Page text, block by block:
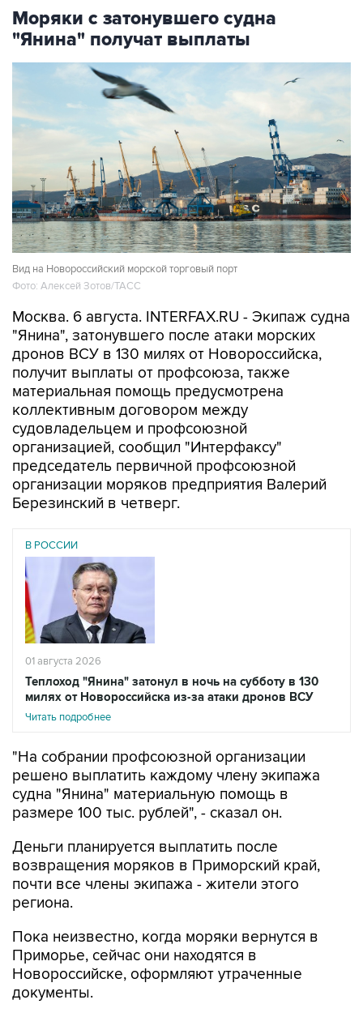
Моряки с затонувшего судна
"Янина" получат выплаты
Вид на Новороссийский морской торговый порт
Фото: Алексей Зотов/ТАСС
Москва. 6 августа. INTERFAX.RU - Экипаж судна
"Янина", затонувшего после атаки морских
дронов ВСУ в 130 милях от Новороссийска,
получит выплаты от профсоюза, также
материальная помощь предусмотрена
коллективным договором между
судовладельцем и профсоюзной
организацией, сообщил "Интерфаксу"
председатель первичной профсоюзной
организации моряков предприятия Валерий
Березинский в четверг.
В РОССИИ
01 августа 2026
Теплоход "Янина" затонул в ночь на субботу в 130
милях от Новороссийска из-за атаки дронов ВСУ
Читать подробнее
"На собрании профсоюзной организации
решено выплатить каждому члену экипажа
судна "Янина" материальную помощь в
размере 100 тыс. рублей", - сказал он.
Деньги планируется выплатить после
возвращения моряков в Приморский край,
почти все члены экипажа - жители этого
региона.
Пока неизвестно, когда моряки вернутся в
Приморье, сейчас они находятся в
Новороссийске, оформляют утраченные
документы.